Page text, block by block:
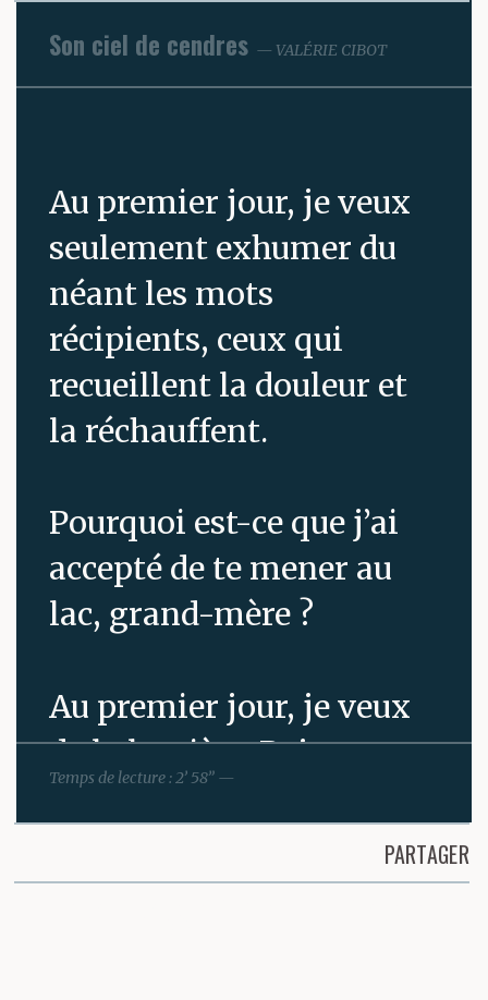
Son ciel de cendres VALÉRIE CIBOT
Au premier jour, je veux
seulement exhumer du
néant les mots
récipients, ceux qui
recueillent la douleur et
la réchauffent.
Pourquoi est-ce que j’ai
accepté de te mener au
lac, grand-mère ?
Au premier jour, je veux
de la lumière. Rajouter
de l’éclat là où il n’y en a
Temps de lecture : 2’ 58” —
PARTAGER